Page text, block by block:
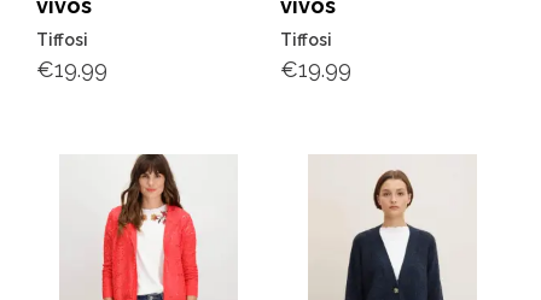
vivos
Tiffosi
€19.99
vivos
Tiffosi
€19.99